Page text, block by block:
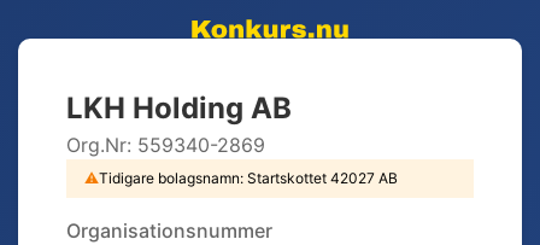
LKH Holding AB
Org.Nr: 559340-2869
⚠Tidigare bolagsnamn: Startskottet 42027 AB
Organisationsnummer